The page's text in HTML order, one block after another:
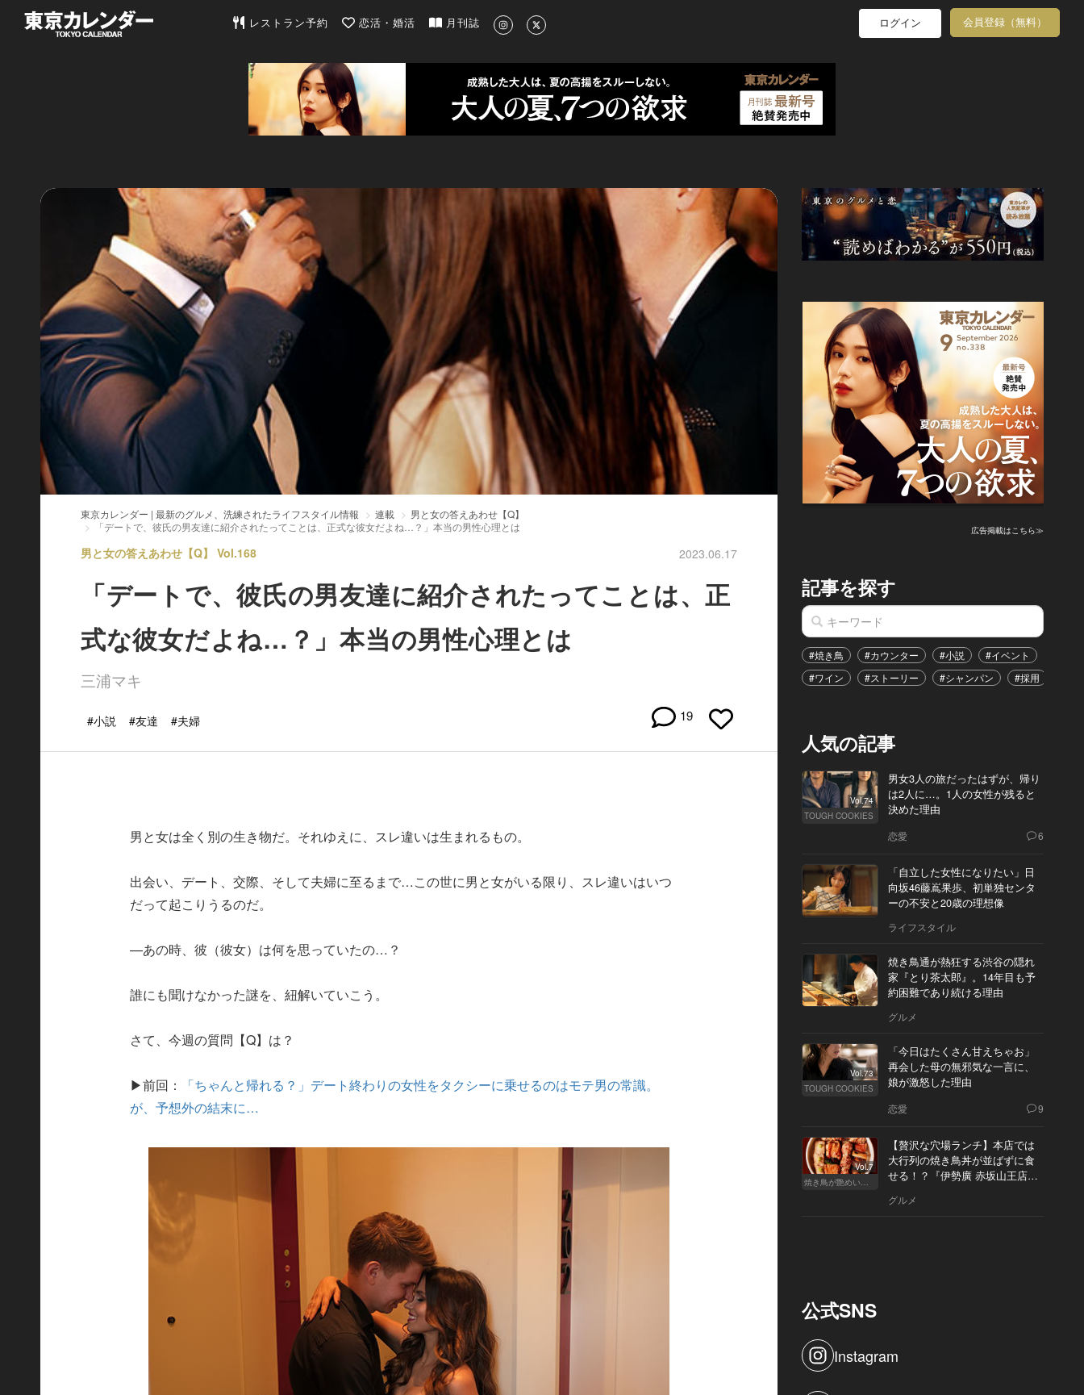
東京カレンダー | 最新のグルメ、洗練されたライフスタイル情報
レストラン予約 恋活・婚活 月刊誌 ログイン 会員登録（無料）
東京カレンダー | 最新のグルメ、洗練されたライフスタイル情報 連載
男と女の答えあわせ【Q】
「デートで、彼氏の男友達に紹介されたってことは、正式な彼女だよね…？」本当の男性心理とは
男と女の答えあわせ【Q】 Vol.168 2023.06.17
「デートで、彼氏の男友達に紹介されたってことは、正
式な彼女だよね…？」本当の男性心理とは
三浦マキ
#小説 #友達 #夫婦 19
男と女は全く別の生き物だ。それゆえに、スレ違いは生まれるもの。
出会い、デート、交際、そして夫婦に至るまで…この世に男と女がいる限り、スレ違いはいつ
だって起こりうるのだ。
—あの時、彼（彼女）は何を思っていたの…？
誰にも聞けなかった謎を、紐解いていこう。
さて、今週の質問【Q】は？
▶前回：
「ちゃんと帰れる？」デート終わりの女性をタクシーに乗せるのはモテ男の常識。
が、予想外の結末に…
広告掲載はこちら≫
記事を探す
#焼き鳥 #カウンター #小説 #イベント
#ワイン
#ストーリー #シャンパン #採用
人気の記事
Vol.74
TOUGH COOKIES
男女3人の旅だったはずが、帰り
は2人に…。1人の女性が残ると
決めた理由
恋愛 6
「自立した女性になりたい」日
向坂46藤嶌果歩、初単独センタ
ーの不安と20歳の理想像
ライフスタイル
焼き鳥通が熱狂する渋谷の隠れ
家『とり茶太郎』。14年目も予
約困難であり続ける理由
グルメ
Vol.73
TOUGH COOKIES
「今日はたくさん甘えちゃお」
再会した母の無邪気な一言に、
娘が激怒した理由
恋愛 9
Vol.7
焼き鳥が艶めいてきた
【贅沢な穴場ランチ】本店では
大行列の焼き鳥丼が並ばずに食
せる！？『伊勢廣 赤坂山王店』
グルメ
公式SNS
Instagram